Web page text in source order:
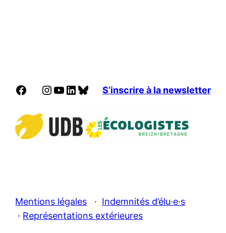
Facebook
Instagram
YouTube
LinkedIn
BlueskyS’inscrire à la newsletter
Mentions légales · Indemnités d’élu·e·s
· Représentations extérieures